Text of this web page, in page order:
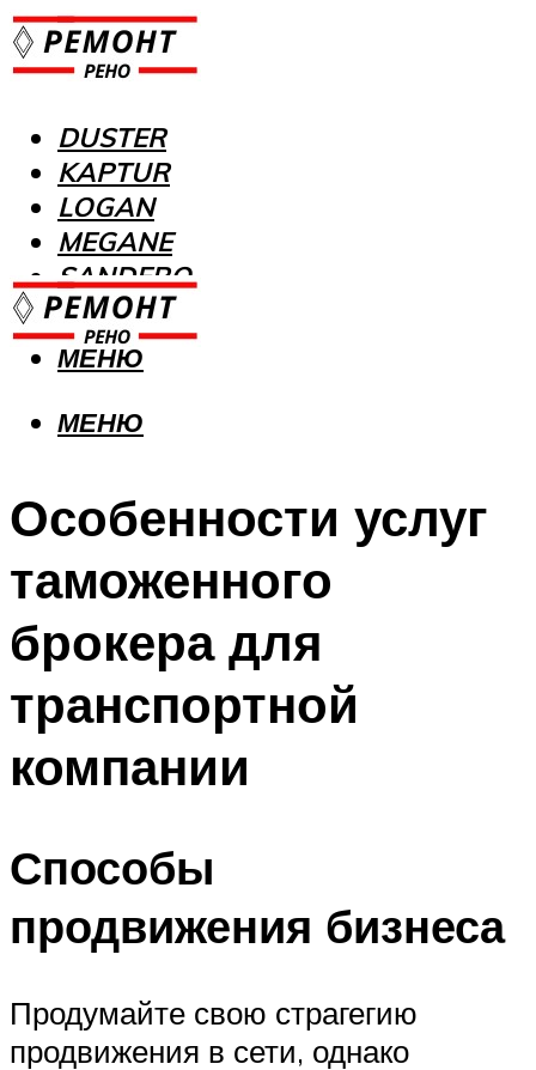
DUSTER
KAPTUR
LOGAN
MEGANE
SANDERO
МЕНЮ
МЕНЮ
Особенности услуг
таможенного
брокера для
транспортной
компании
Способы
продвижения бизнеса
Продумайте свою страгегию
продвижения в сети, однако